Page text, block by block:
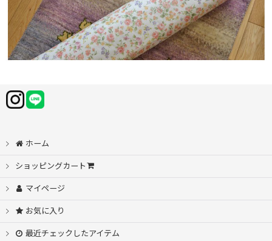
ホーム
ショッピングカート
マイページ
お気に入り
最近チェックしたアイテム